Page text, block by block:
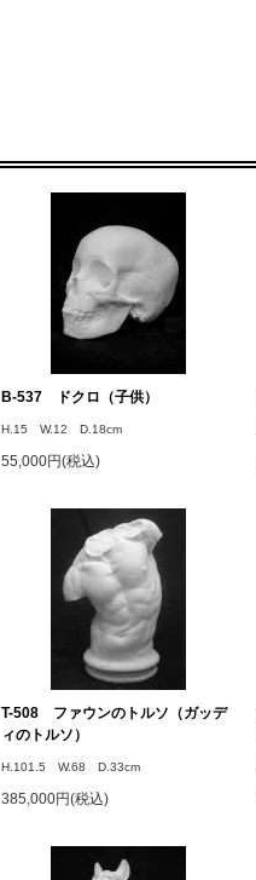
B-537 ドクロ（子供）
H.15 W.12 D.18cm
55,000円(税込)
T-508 ファウンのトルソ（ガッデ
ィのトルソ）
H.101.5 W.68 D.33cm
385,000円(税込)